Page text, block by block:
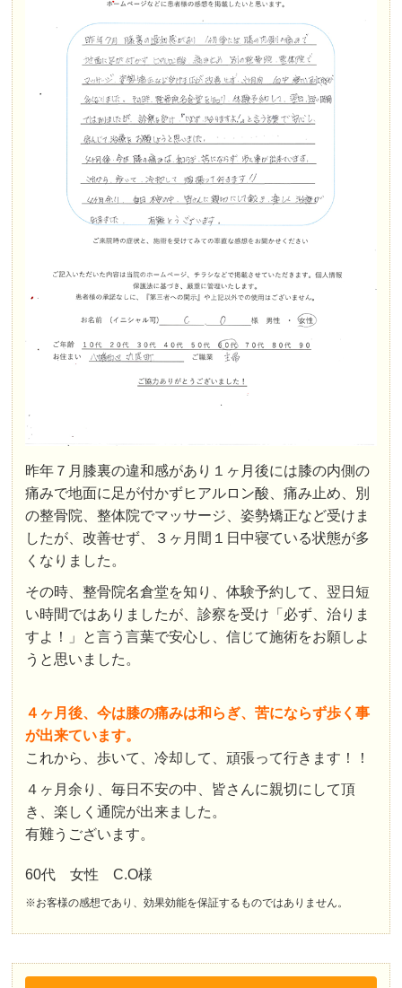
昨年７月膝裏の違和感があり１ヶ月後には膝の内側の
痛みで地面に足が付かずヒアルロン酸、痛み止め、別
の整骨院、整体院でマッサージ、姿勢矯正など受けま
したが、改善せず、３ヶ月間１日中寝ている状態が多
くなりました。
その時、整骨院名倉堂を知り、体験予約して、翌日短
い時間ではありましたが、診察を受け「必ず、治りま
すよ！」と言う言葉で安心し、信じて施術をお願しよ
うと思いました。
４ヶ月後、今は膝の痛みは和らぎ、苦にならず歩く事
が出来ています。
これから、歩いて、冷却して、頑張って行きます！！
４ヶ月余り、毎日不安の中、皆さんに親切にして頂
き、楽しく通院が出来ました。
有難うございます。
60代 女性 C.O様
※お客様の感想であり、効果効能を保証するものではありません。